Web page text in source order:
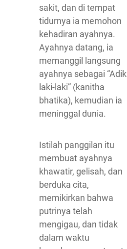
sakit, dan di tempat
tidurnya ia memohon
kehadiran ayahnya.
Ayahnya datang, ia
memanggil langsung
ayahnya sebagai “Adik
laki-laki” (kanitha
bhatika), kemudian ia
meninggal dunia.
Istilah panggilan itu
membuat ayahnya
khawatir, gelisah, dan
berduka cita,
memikirkan bahwa
putrinya telah
mengigau, dan tidak
dalam waktu